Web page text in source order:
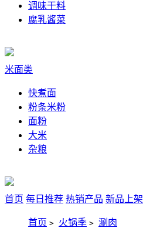
调味干料
腐乳酱菜
米面类
快煮面
粉条米粉
面粉
大米
杂粮
首页 每日推荐 热销产品 新品上架
首页 > 火锅季 > 涮肉